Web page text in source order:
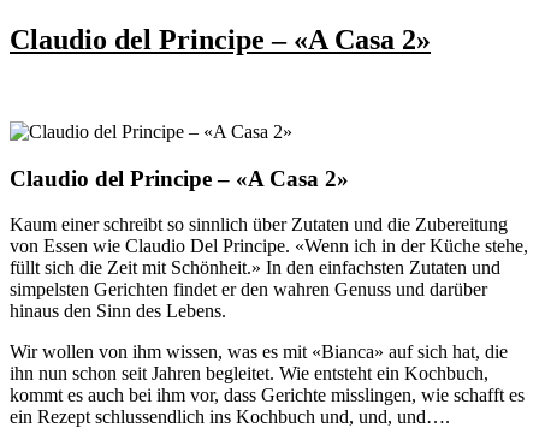
Claudio del Principe – «A Casa 2»
Claudio del Principe – «A Casa 2»
Kaum einer schreibt so sinnlich über Zutaten und die Zubereitung
von Essen wie Claudio Del Principe. «Wenn ich in der Küche stehe,
füllt sich die Zeit mit Schönheit.» In den einfachsten Zutaten und
simpelsten Gerichten findet er den wahren Genuss und darüber
hinaus den Sinn des Lebens.
Wir wollen von ihm wissen, was es mit «Bianca» auf sich hat, die
ihn nun schon seit Jahren begleitet. Wie entsteht ein Kochbuch,
kommt es auch bei ihm vor, dass Gerichte misslingen, wie schafft es
ein Rezept schlussendlich ins Kochbuch und, und, und….